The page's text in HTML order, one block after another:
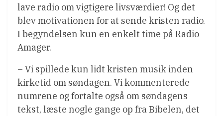
lave radio om vigtigere livsværdier! Og det
blev motivationen for at sende kristen radio.
I begyndelsen kun en enkelt time på Radio
Amager.
– Vi spillede kun lidt kristen musik inden
kirketid om søndagen. Vi kommenterede
numrene og fortalte også om søndagens
tekst, læste nogle gange op fra Bibelen, det